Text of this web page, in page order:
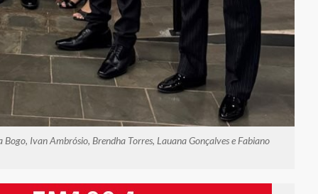
Ivan Ambrósio, Brendha Torres, Lauana Gonçalves e Fabiano